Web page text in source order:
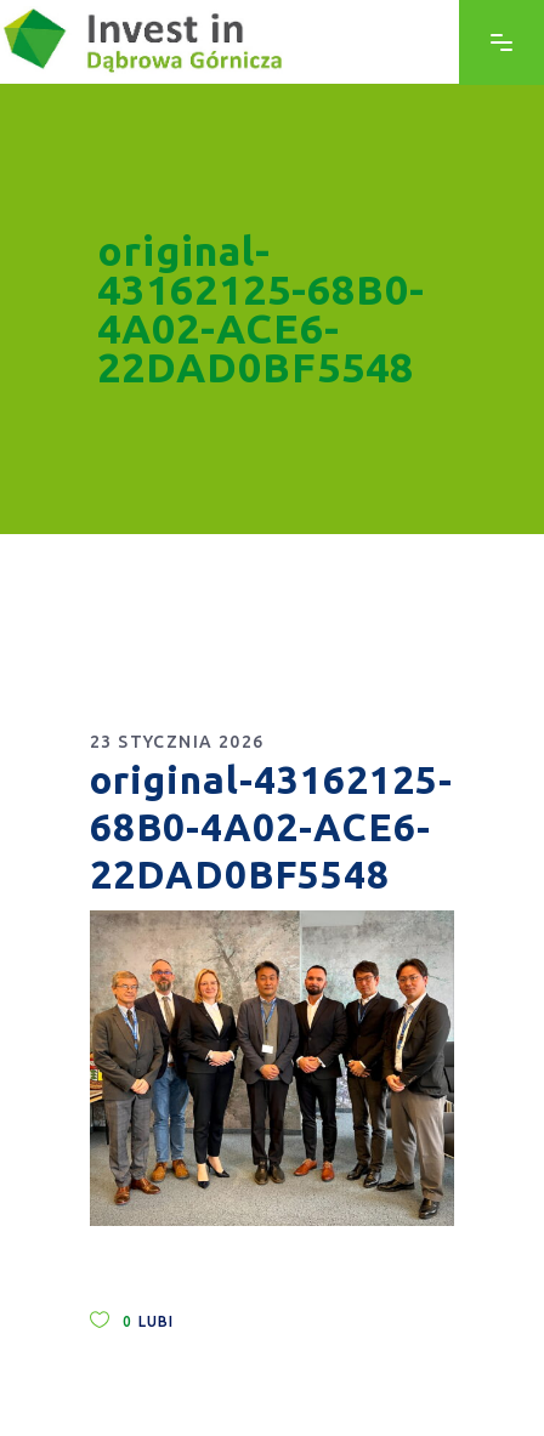
original-
43162125-68B0-
4A02-ACE6-
22DAD0BF5548
23 STYCZNIA 2026
original-43162125-
68B0-4A02-ACE6-
22DAD0BF5548
0 LUBI